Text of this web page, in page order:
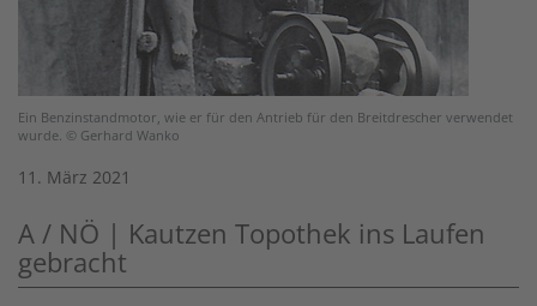
Ein Benzinstandmotor, wie er für den Antrieb für den Breitdrescher verwendet
wurde. © Gerhard Wanko
11. März 2021
A / NÖ | Kautzen Topothek ins Laufen
gebracht